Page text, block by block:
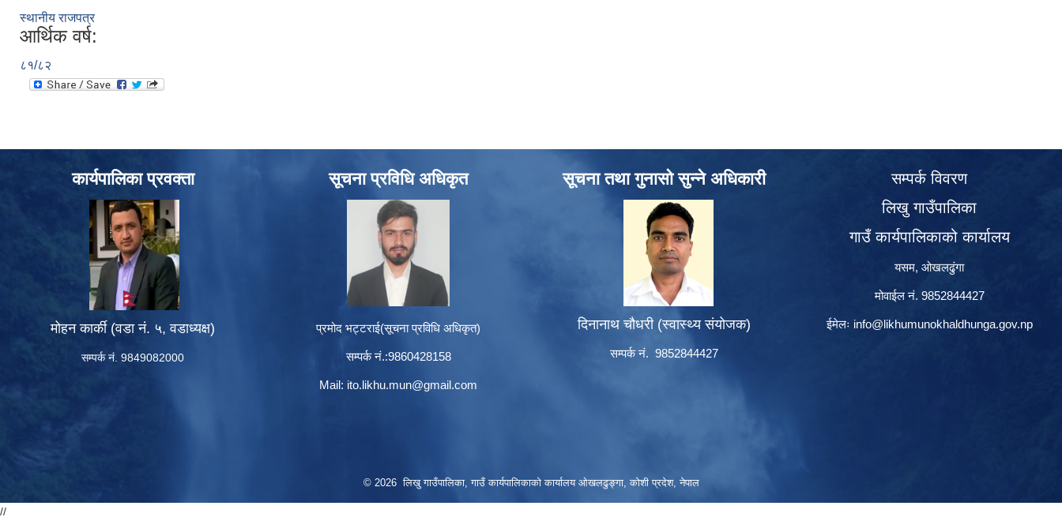
स्थानीय राजपत्र
आर्थिक वर्ष:
८१/८२
कार्यपालिका प्रवक्ता
मोहन कार्की (वडा नं. ५, वडाध्यक्ष)
सम्पर्क नं. 9849082000
सूचना प्रविधि अधिकृत
प्रमोद भट्टराई(सूचना प्रविधि अधिकृत)
सम्पर्क नं.:9860428158
Mail: ito.likhu.mun@gmail.com
सूचना तथा गुनासो सुन्ने अधिकारी
दिनानाथ चौधरी (स्वास्थ्य संयोजक)
सम्पर्क नं. 9852844427
सम्पर्क विवरण
लिखु गाउँपालिका
गाउँ कार्यपालिकाको कार्यालय
यसम, ओखलढुंगा
मोवाईल नं. 9852844427
ईमेलः info@likhumunokhaldhunga.gov.np
© 2026 लिखु गाउँपालिका, गाउँ कार्यपालिकाको कार्यालय ओखलढुङ्गा, कोशी प्रदेश, नेपाल
//